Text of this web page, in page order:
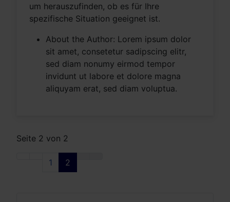
um herauszufinden, ob es für Ihre
spezifische Situation geeignet ist.
About the Author: Lorem ipsum dolor
sit amet, consetetur sadipscing elitr,
sed diam nonumy eirmod tempor
invidunt ut labore et dolore magna
aliquyam erat, sed diam voluptua.
Seite 2 von 2
1 2